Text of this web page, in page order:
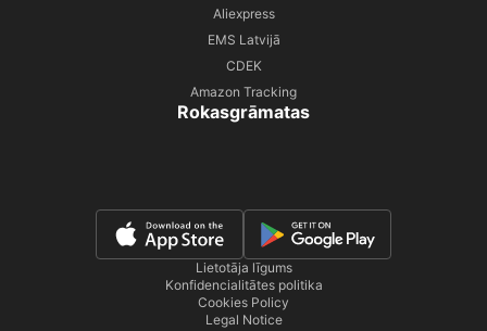
Aliexpress
EMS Latvijā
CDEK
Amazon Tracking
Rokasgrāmatas
Lietotāja līgums
Konfidencialitātes politika
Cookies Policy
Legal Notice